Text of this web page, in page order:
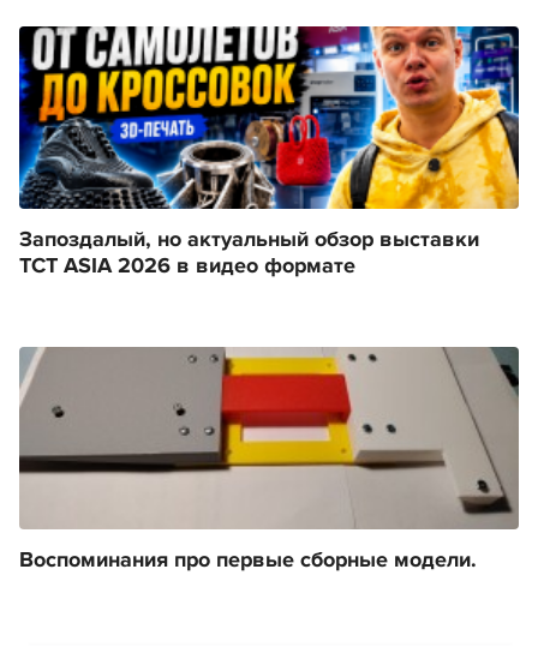
Запоздалый, но актуальный обзор выставки
TCT ASIA 2026 в видео формате
Воспоминания про первые сборные модели.